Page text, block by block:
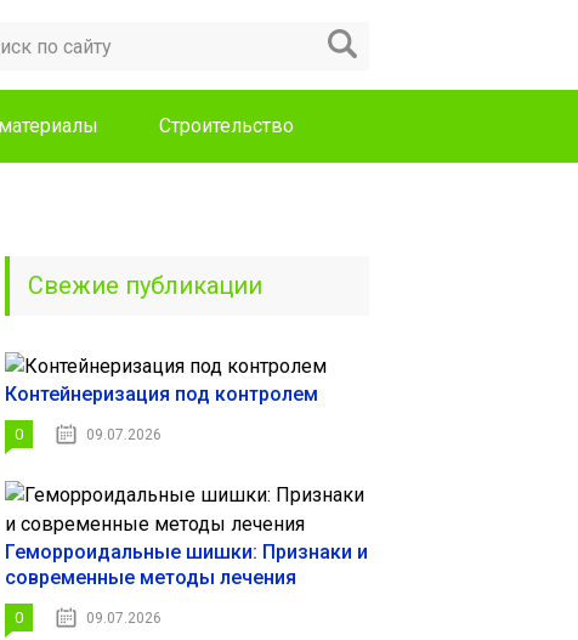
Строительство
Свежие публикации
Контейнеризация под контролем
0 09.07.2026
Геморроидальные шишки: Признаки и
современные методы лечения
0 09.07.2026